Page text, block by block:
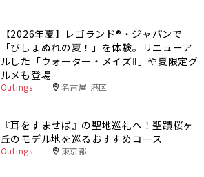
【2026年夏】レゴランド®・ジャパンで
「びしょぬれの夏！」を体験。リニューア
ルした「ウォーター・メイズⅡ」や夏限定グ
ルメも登場
Outings 名古屋 港区
『耳をすませば』の聖地巡礼へ！聖蹟桜ヶ
丘のモデル地を巡るおすすめコース
Outings 東京都